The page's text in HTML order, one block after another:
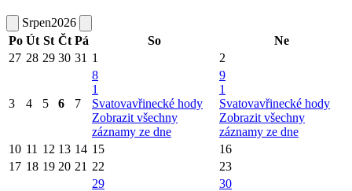
Srpen2026
Po Út St Čt Pá So
Ne
27 28 29 30 31 1 2
3 4 5 6 7
8
1
Svatovavřinecké hody
Zobrazit všechny
záznamy ze dne
9
1
Svatovavřinecké hody
Zobrazit všechny
záznamy ze dne
10 11 12 13 14 15
16
17 18 19 20 21 22
23
29
30